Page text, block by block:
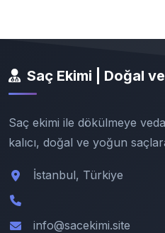
Saç Ekimi | Doğal
Saç ekimi ile dökülmeye
kalıcı, doğal ve yoğun
İstanbul, Türkiye
info@sacekimi.site